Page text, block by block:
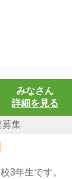
みなさん
詳細を見る
募集
3年生です。